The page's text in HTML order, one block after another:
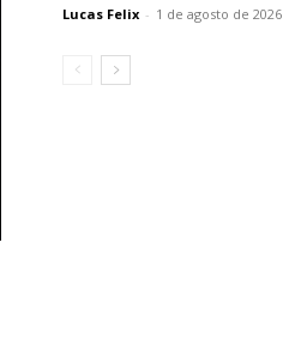
Lucas Felix - 1 de agosto de 2026